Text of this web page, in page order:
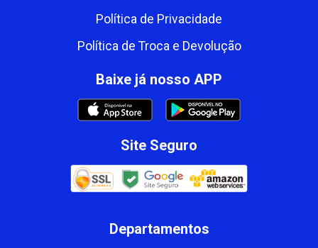
Política de Privacidade
Política de Troca e Devolução
Baixe já nosso APP
Site Seguro
Departamentos